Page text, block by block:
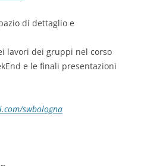
di dettaglio e
lavori dei gruppi nel corso
e le finali presentazioni
swbologna